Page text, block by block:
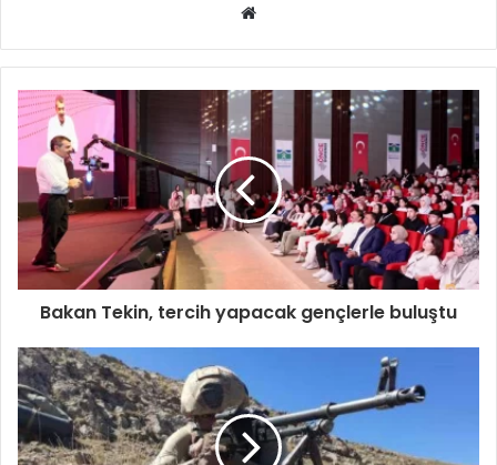
Web
Bakan Tekin, tercih yapacak gençlerle buluştu